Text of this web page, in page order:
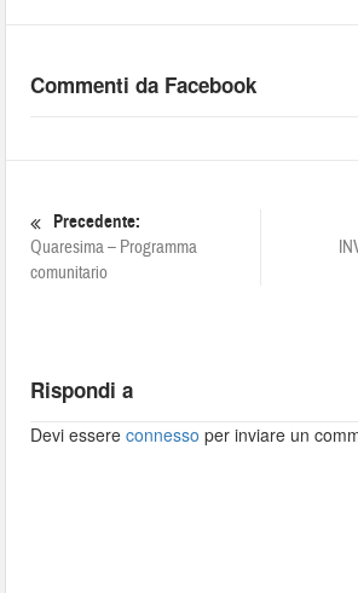
Commenti da Facebook
Precedente:
Quaresima – Programma
comunitario
Rispondi a
Devi essereconnesso per inviare un